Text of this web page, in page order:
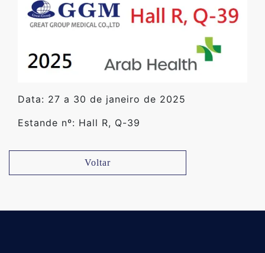
Data: 27 a 30 de janeiro de 2025
Estande nº: Hall R, Q-39
Voltar